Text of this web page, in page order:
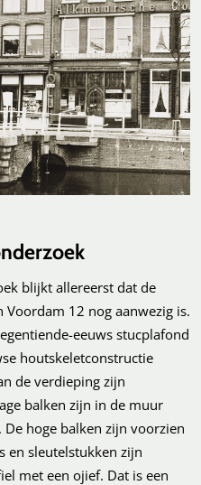
blijkt allereerst dat de
12 nog aanwezig is.
eeuws stucplafond
houtskeletconstructie
de verdieping zijn
balken zijn in de muur
hoge balken zijn voorzien
en sleutelstukken zijn
met een ojief. Dat is een